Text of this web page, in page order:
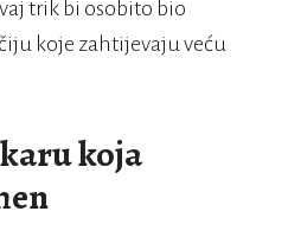
trik bi osobito bio
koje zahtijevaju veću
koja